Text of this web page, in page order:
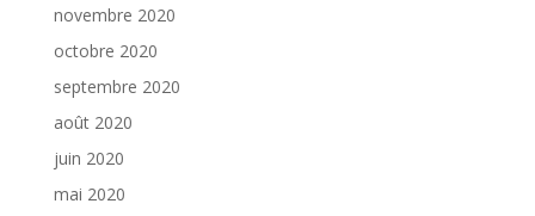
novembre 2020
octobre 2020
septembre 2020
août 2020
juin 2020
mai 2020